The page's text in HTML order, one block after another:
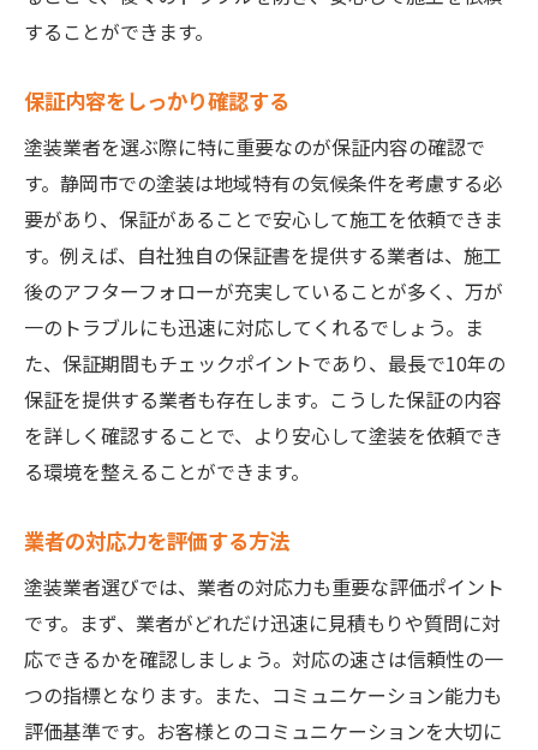
することができます。
保証内容をしっかり確認する
塗装業者を選ぶ際に特に重要なのが保証内容の確認で
す。静岡市での塗装は地域特有の気候条件を考慮する必
要があり、保証があることで安心して施工を依頼できま
す。例えば、自社独自の保証書を提供する業者は、施工
後のアフターフォローが充実していることが多く、万が
一のトラブルにも迅速に対応してくれるでしょう。ま
た、保証期間もチェックポイントであり、最長で10年の
保証を提供する業者も存在します。こうした保証の内容
を詳しく確認することで、より安心して塗装を依頼でき
る環境を整えることができます。
業者の対応力を評価する方法
塗装業者選びでは、業者の対応力も重要な評価ポイント
です。まず、業者がどれだけ迅速に見積もりや質問に対
応できるかを確認しましょう。対応の速さは信頼性の一
つの指標となります。また、コミュニケーション能力も
評価基準です。お客様とのコミュニケーションを大切に